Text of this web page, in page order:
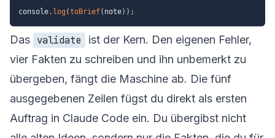
console. log (toBrief( note) ) ;
Das validate
ist der Kern. Den eigenen Fehler,
vier Fakten zu schreiben und ihn unbemerkt zu
übergeben, fängt die Maschine ab. Die fünf
ausgegebenen Zeilen fügst du direkt als ersten
Auftrag in Claude Code ein. Du übergibst nicht